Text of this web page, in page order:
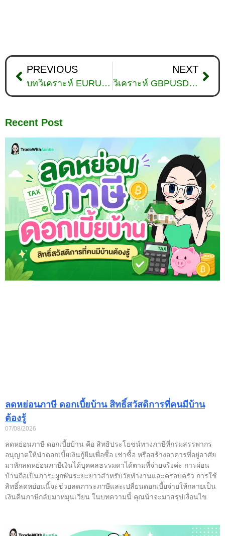
PREVIOUS
บทวิเคราะห์ EURUSD วันที่ 5 กุมภาพันธ์ 2026
NEXT
วิเคราะห์ GBPUSD ดูแนวโน้มราคาล่าสุด วันที่ 6 กุมภาพันธ์ 2026
Recent Post
ลดหย่อนภาษี ดอกเบี้ยบ้าน สิทธิ์สวัสดิการที่คนมีบ้าน
ต้องรู้
07/08/2026
ลดหย่อนภาษี ดอกเบี้ยบ้าน คือ สิทธิประโยชน์ทางภาษีที่กรมสรรพากร
อนุญาตให้นำดอกเบี้ยเงินกู้ยืมเพื่อซื้อ เช่าซื้อ หรือสร้างอาคารที่อยู่อาศัย
มาหักลดหย่อนภาษีเงินได้บุคคลธรรมดาได้ตามที่จ่ายจริงค่ะ การผ่อน
บ้านถือเป็นภาระผูกพันระยะยาวสำหรับวัยทำงานและครอบครัว การใช้
สิทธิ์ลดหย่อนนี้จะช่วยลดภาระภาษีและเปลี่ยนดอกเบี้ยจ่ายให้กลายเป็น
เงินคืนภาษีกลับมาหมุนเวียน ในบทความนี้ คุณน้าจะมาสรุปเงื่อนไข